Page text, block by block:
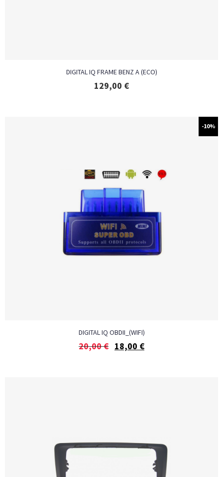
DIGITAL IQ FRAME BENZ A (ECO)
129,00 €
-10%
DIGITAL IQ OBDII_(WIFI)
20,00€ 18,00 €